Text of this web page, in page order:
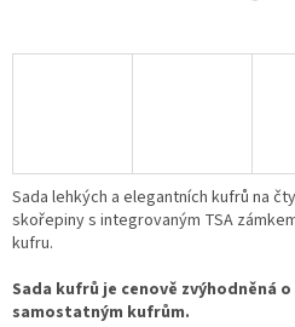
Sada lehkých a elegantních kufrů na
skořepiny s integrovaným TSA
kufru.
Sada kufrů je cenově zvýhodněná
samostatným kufrům.